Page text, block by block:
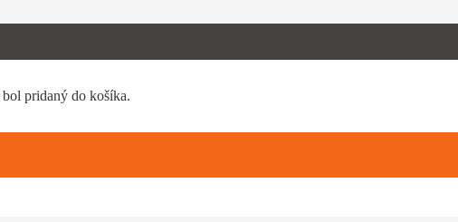
bol pridaný do košíka.